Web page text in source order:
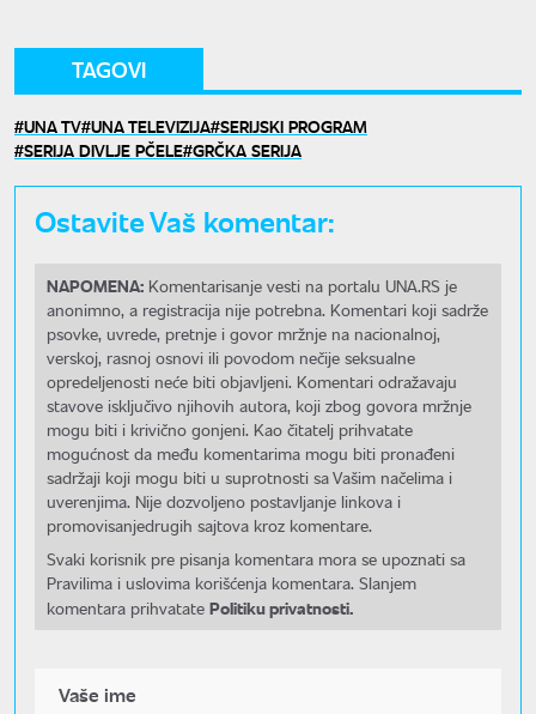
TAGOVI
UNA TV UNA TELEVIZIJA SERIJSKI PROGRAM
SERIJA DIVLJE PČELE GRČKA SERIJA
Ostavite Vaš komentar:
NAPOMENA: Komentarisanje vesti na portalu UNA.RS je
anonimno, a registracija nije potrebna. Komentari koji sadrže
psovke, uvrede, pretnje i govor mržnje na nacionalnoj,
verskoj, rasnoj osnovi ili povodom nečije seksualne
opredeljenosti neće biti objavljeni. Komentari odražavaju
stavove isključivo njihovih autora, koji zbog govora mržnje
mogu biti i krivično gonjeni. Kao čitatelj prihvatate
mogućnost da među komentarima mogu biti pronađeni
sadržaji koji mogu biti u suprotnosti sa Vašim načelima i
uverenjima. Nije dozvoljeno postavljanje linkova i
promovisanjedrugih sajtova kroz komentare.
Svaki korisnik pre pisanja komentara mora se upoznati sa
Pravilima i uslovima korišćenja komentara. Slanjem
komentara prihvatate Politiku privatnosti.